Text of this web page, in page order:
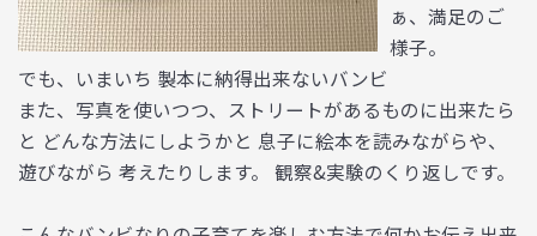
ぁ、満足のご
様子。
でも、いまいち 製本に納得出来ないバンビ
また、写真を使いつつ、ストリートがあるものに出来たら
と どんな方法にしようかと 息子に絵本を読みながらや、
遊びながら 考えたりします。 観察&実験のくり返しです。